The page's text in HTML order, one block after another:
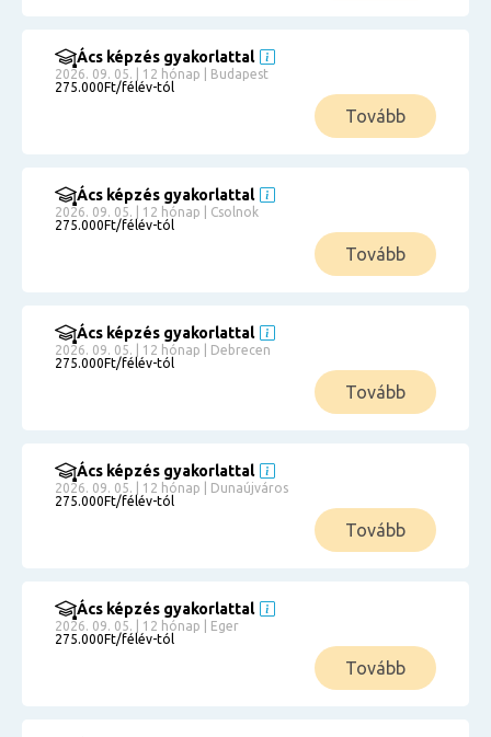
Ács képzés gyakorlattal
2026. 09. 05. | 12 hónap | Budapest
275.000Ft/félév-tól
Tovább
Ács képzés gyakorlattal
2026. 09. 05. | 12 hónap | Csolnok
275.000Ft/félév-tól
Tovább
Ács képzés gyakorlattal
2026. 09. 05. | 12 hónap | Debrecen
275.000Ft/félév-tól
Tovább
Ács képzés gyakorlattal
2026. 09. 05. | 12 hónap | Dunaújváros
275.000Ft/félév-tól
Tovább
Ács képzés gyakorlattal
2026. 09. 05. | 12 hónap | Eger
275.000Ft/félév-tól
Tovább